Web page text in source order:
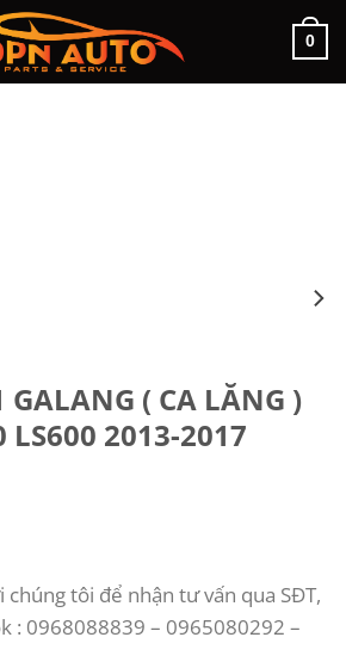
0
( CA LĂNG )
LS600 2013-2017
chúng tôi để nhận tư vấn qua SĐT,
: 0968088839 – 0965080292 –